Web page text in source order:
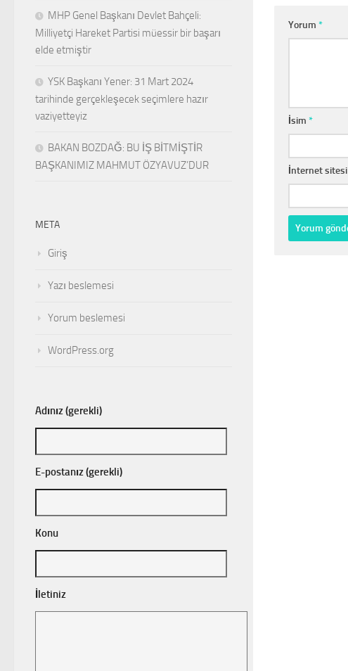
Yorum *
İsim *
İnternet sitesi
MHP Genel Başkanı Devlet Bahçeli:
Milliyetçi Hareket Partisi müessir bir başarı
elde etmiştir
YSK Başkanı Yener: 31 Mart 2024
tarihinde gerçekleşecek seçimlere hazır
vaziyetteyiz
BAKAN BOZDAĞ: BU İŞ BİTMİŞTİR
BAŞKANIMIZ MAHMUT ÖZYAVUZ’DUR
META
Giriş
Yazı beslemesi
Yorum beslemesi
WordPress.org
Adınız (gerekli)
E-postanız (gerekli)
Konu
İletiniz